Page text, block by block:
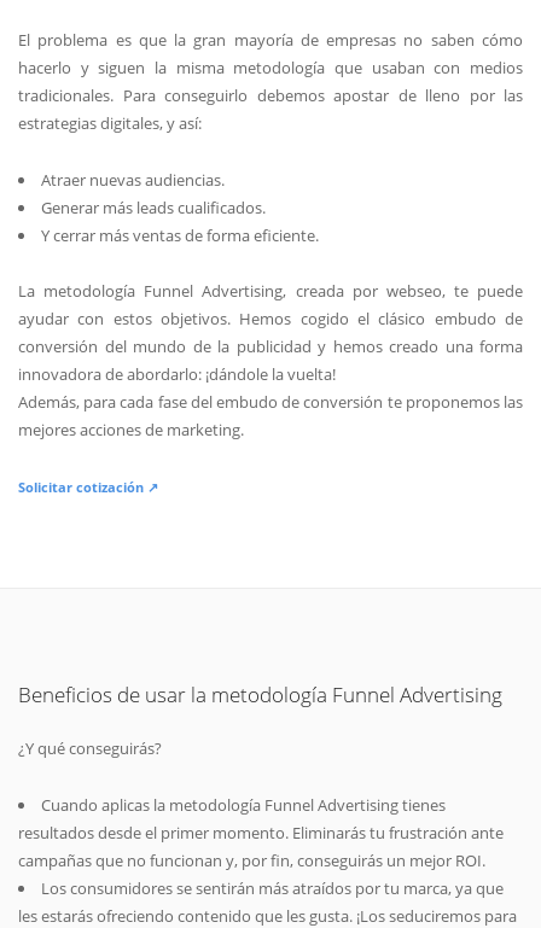
El problema es que la gran mayoría de empresas no saben cómo
hacerlo y siguen la misma metodología que usaban con medios
tradicionales. Para conseguirlo debemos apostar de lleno por las
estrategias digitales, y así:
Atraer nuevas audiencias.
Generar más leads cualificados.
Y cerrar más ventas de forma eficiente.
La metodología Funnel Advertising, creada por webseo, te puede
ayudar con estos objetivos. Hemos cogido el clásico embudo de
conversión del mundo de la publicidad y hemos creado una forma
innovadora de abordarlo: ¡dándole la vuelta!
Además, para cada fase del embudo de conversión te proponemos las
mejores acciones de marketing.
Solicitar cotización ↗
Beneficios de usar la metodología Funnel Advertising
¿Y qué conseguirás?
Cuando aplicas la metodología Funnel Advertising tienes
resultados desde el primer momento. Eliminarás tu frustración ante
campañas que no funcionan y, por fin, conseguirás un mejor ROI.
Los consumidores se sentirán más atraídos por tu marca, ya que
les estarás ofreciendo contenido que les gusta. ¡Los seduciremos para